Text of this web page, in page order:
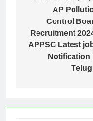
AP
Control
Recruitment
APPSC Latest
Notification